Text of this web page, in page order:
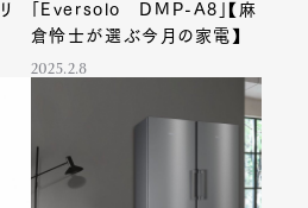
「Eversolo DMP-A8」【麻
倉怜士が選ぶ今月の家電】
2025.2.8